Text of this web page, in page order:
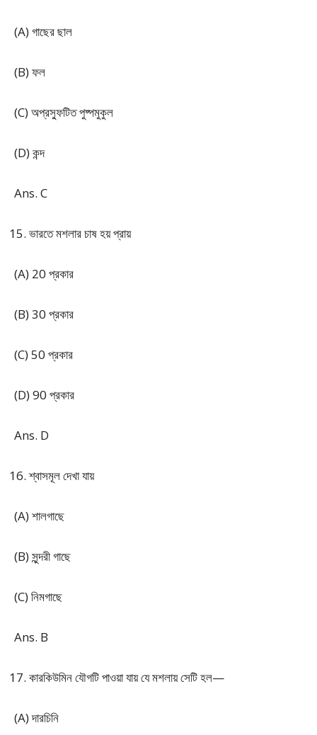
(A) গাছের ছাল
(B) ফল
(C) অপ্রস্ফুটিত পুষ্পমুকুল
(D) কন্দ
Ans. C
ভারতে মশলার চাষ হয় প্রায়
(A) 20 প্রকার
(B) 30 প্রকার
(C) 50 প্রকার
(D) 90 প্রকার
Ans. D
শ্বাসমূল দেখা যায়
(A) শালগাছে
(B) সুন্দরী গাছে
(C) নিমগাছে
Ans. B
কারকিউমিন যৌগটি পাওয়া যায় যে মশলায় সেটি হল—
(A) দারচিনি